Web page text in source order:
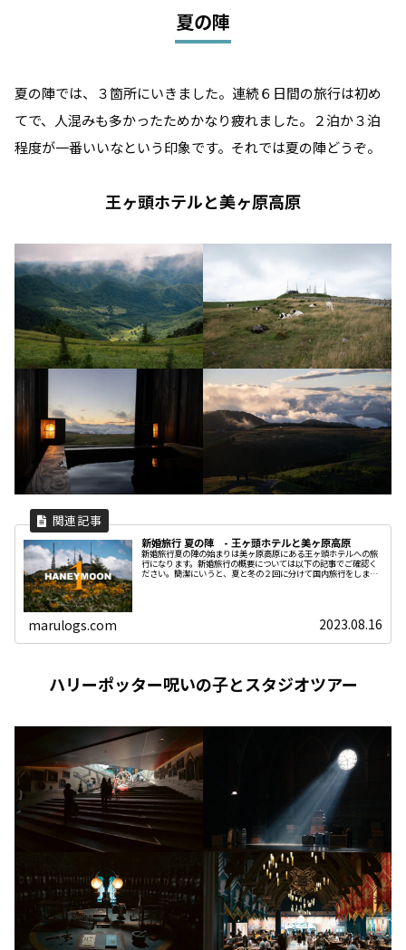
夏の陣
夏の陣では、３箇所にいきました。連続６日間の旅行は初め
てで、人混みも多かったためかなり疲れました。２泊か３泊
程度が一番いいなという印象です。それでは夏の陣どうぞ。
王ヶ頭ホテルと美ヶ原高原
新婚旅行 夏の陣 - 王ヶ頭ホテルと美ヶ原高原
新婚旅行夏の陣の始まりは美ヶ原高原にある王ヶ頭ホテルへの旅
行になります。新婚旅行の概要については以下の記事でご確認く
ださい。簡潔にいうと、夏と冬の２回に分けて国内旅行をします
marulogs.com 2023.08.16
ハリーポッター呪いの子とスタジオツアー